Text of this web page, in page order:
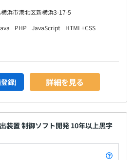
浜市港北区新横浜3-17-5
PHP JavaScript
HTML+CSS
録) 詳細を見る
装置 制御ソフト開発 10年以上黒字